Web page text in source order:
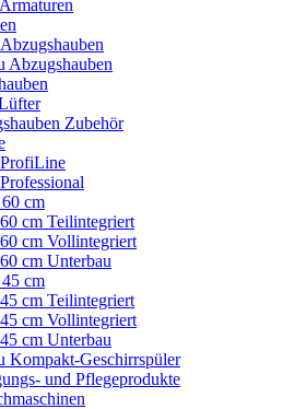
Abzugshauben
Zubehör
cm
60 cm Teilintegriert
60 cm Vollintegriert
60 cm Unterbau
cm
45 cm Teilintegriert
45 cm Vollintegriert
45 cm Unterbau
Kompakt-Geschirrspüler
und Pflegeprodukte